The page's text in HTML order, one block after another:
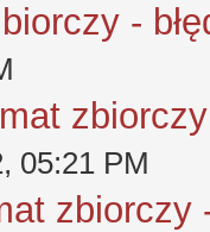
-
05:21 PM
zbiorczy